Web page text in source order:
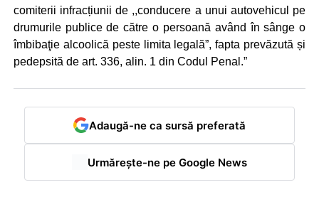
comiterii infracțiunii de ,,conducere a unui autovehicul pe
drumurile publice de către o persoană având în sânge o
îmbibaţie alcoolică peste limita legală”, fapta prevăzută și
pedepsită de art. 336, alin. 1 din Codul Penal.”
Adaugă-ne ca sursă preferată
Urmărește-ne pe Google News